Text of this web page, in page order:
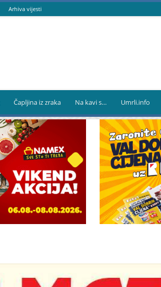
Arhiva vijesti
Čapljina iz zraka Na kavi s… Umrli.info